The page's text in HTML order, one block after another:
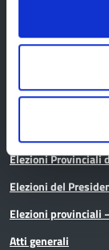
Elezioni
Elezioni del
Elezioni provinciali
Atti generali